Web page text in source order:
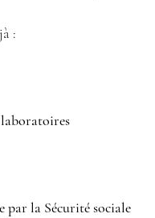
:
laboratoires
par la Sécurité sociale